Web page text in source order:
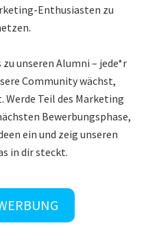
Enthusiasten zu
unseren Alumni – jede*r
Community wächst,
Teil des Marketing
Bewerbungsphase,
ein und zeig unseren
in dir steckt.